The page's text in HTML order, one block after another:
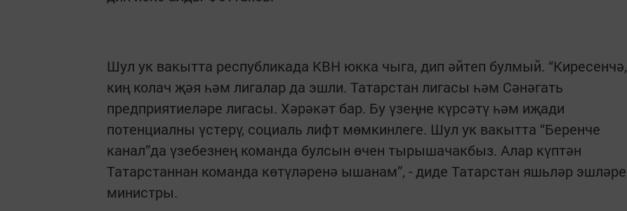
Шул ук вакытта республикада КВН юкка чыга, дип әйтеп булмый. “Киресенчә,
киң колач җәя һәм лигалар да эшли. Татарстан лигасы һәм Сәнәгать
предприятиеләре лигасы. Хәрәкәт бар. Бу үзеңне күрсәтү һәм иҗади
потенциалны үстерү, социаль лифт мөмкинлеге. Шул ук вакытта “Беренче
канал”да үзебезнең команда булсын өчен тырышачакбыз. Алар күптән
Татарстаннан команда көтүләренә ышанам”, - диде Татарстан яшьләр эшләре
министры.